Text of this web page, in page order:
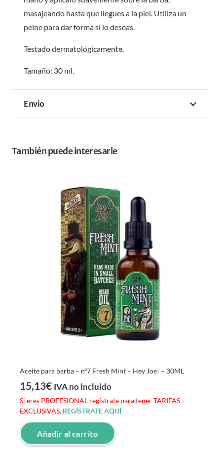
masajeando hasta que llegues a la piel. Utiliza un
peine para dar forma si lo deseas.
Testado dermatológicamente.
Tamaño: 30 ml.
Envio
También puede interesarle
Aceite para barba – nº7 Fresh Mint – Hey Joe! – 30ML
15,13€ IVA no incluido
Si eres PROFESIONAL regístrate para tener TARIFAS
EXCLUSIVAS. REGÍSTRATE AQUÍ
Añadir al carrito